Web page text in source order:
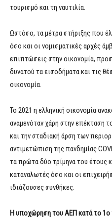
τουρισμό και τη ναυτιλία.
Ωστόσο, τα μέτρα στήριξης που
όσο και οι νομισματικές αρχές
επιπτώσεις στην οικονομία,
δυνατού τα εισοδήματα και τις
οικονομία.
Το 2021 η ελληνική οικονομία
αναμενόταν χάρη στην επέκταση
και την σταδιακή άρση των
αντιμετώπιση της πανδημίας
τα πρώτα δύο τρίμηνα του έτους
καταναλωτές όσο και οι
ιδιάζουσες συνθήκες.
Η υποχώρηση του ΑΕΠ κατά το 1ο